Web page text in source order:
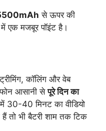
से ऊपर की
एक मजबूर पॉइंट है।
कॉलिंग और वेब
फोन आसानी सेपूरे दिन का
30-40 मिनट का वीडियो
तो भी बैटरी शाम तक टिक